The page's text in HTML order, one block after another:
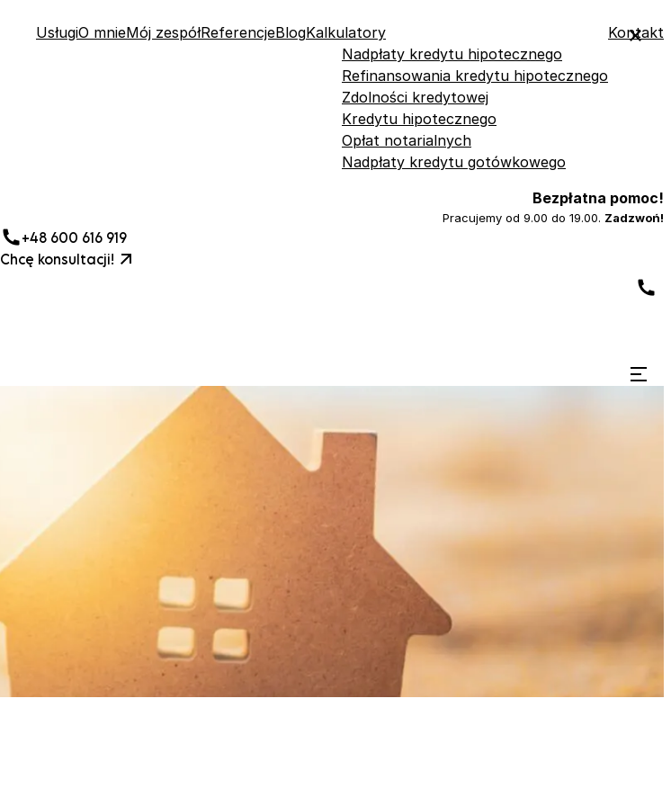
UsługiO mnieMój zespółReferencjeBlogKalkulatory
Nadpłaty kredytu hipotecznego
Refinansowania kredytu hipotecznego
Zdolności kredytowej
Kredytu hipotecznego
Opłat notarialnych
Nadpłaty kredytu gotówkowego
Kontakt
Bezpłatna pomoc!
Pracujemy od 9.00 do 19.00. Zadzwoń!
+48 600 616 919
Chcę konsultacji!